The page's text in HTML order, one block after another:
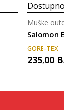
Salomon
Muške
GORE-TEX
235,00